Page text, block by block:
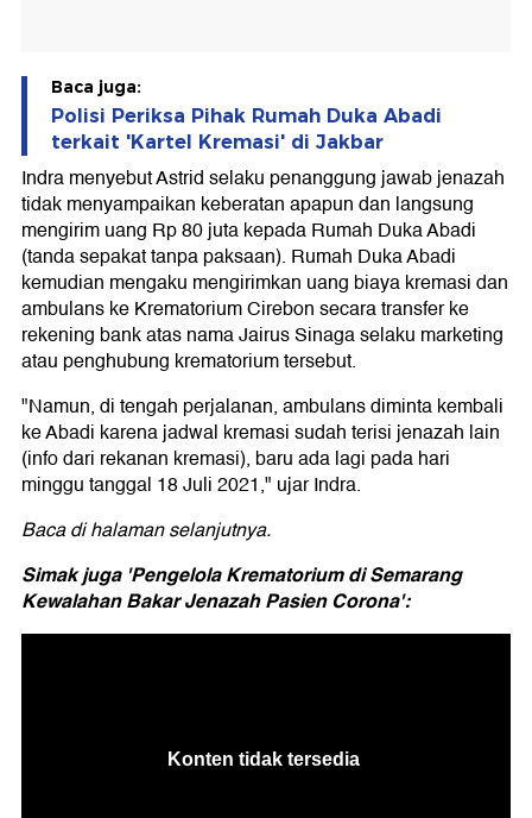
Baca juga:
Polisi Periksa Pihak Rumah Duka Abadi
terkait 'Kartel Kremasi' di Jakbar
Indra menyebut Astrid selaku penanggung jawab jenazah
tidak menyampaikan keberatan apapun dan langsung
mengirim uang Rp 80 juta kepada Rumah Duka Abadi
(tanda sepakat tanpa paksaan). Rumah Duka Abadi
kemudian mengaku mengirimkan uang biaya kremasi dan
ambulans ke Krematorium Cirebon secara transfer ke
rekening bank atas nama Jairus Sinaga selaku marketing
atau penghubung krematorium tersebut.
"Namun, di tengah perjalanan, ambulans diminta kembali
ke Abadi karena jadwal kremasi sudah terisi jenazah lain
(info dari rekanan kremasi), baru ada lagi pada hari
minggu tanggal 18 Juli 2021," ujar Indra.
Baca di halaman selanjutnya.
Simak juga 'Pengelola Krematorium di Semarang
Kewalahan Bakar Jenazah Pasien Corona':